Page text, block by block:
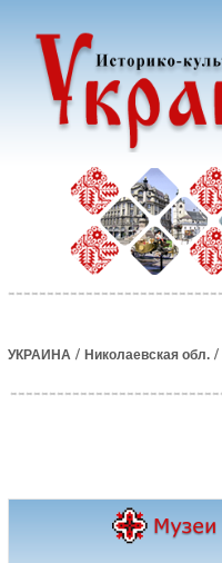
УКРАИНА / Николаевская обл. /